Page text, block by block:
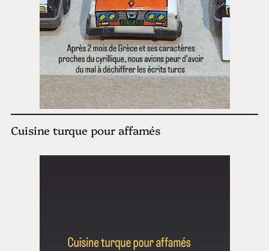
Cuisine turque pour affamés